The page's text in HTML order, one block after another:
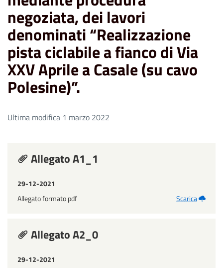
negoziata, dei lavori
denominati “Realizzazione
pista ciclabile a fianco di Via
XXV Aprile a Casale (su cavo
Polesine)”.
Ultima modifica 1 marzo 2022
Allegato A1_1
29-12-2021
Allegato formato pdf
Scarica
Allegato A2_0
29-12-2021